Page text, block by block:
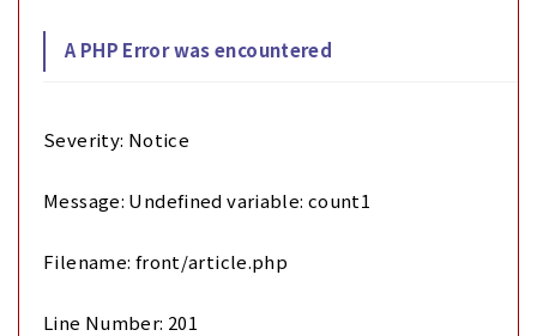
A PHP Error was encountered
Severity: Notice
Message: Undefined variable: count1
Filename: front/article.php
Line Number: 201